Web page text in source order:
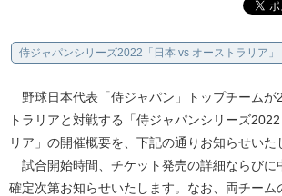
侍ジャパンシリーズ2022「日本 vs オーストラリア」
野球日本代表「侍ジャパン」トップチームが
トラリアと対戦する「侍ジャパンシリーズ
リア」の開催概要を、下記の通りお知らせいた
試合開始時間、チケット発売の詳細ならびに
確定次第お知らせいたします。なお、両チーム